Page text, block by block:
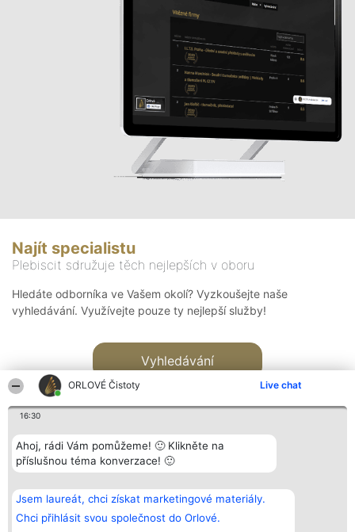
ORLOVÉ Čistoty Live chat
16:30
Ahoj, rádi Vám pomůžeme! 🙂 Klikněte na
příslušnou téma konverzace! 🙂
Jsem laureát, chci získat marketingové materiály.
Chci přihlásit svou společnost do Orlové.
Najít specialistu
Plebiscit sdružuje těch nejlepších v oboru
Hledáte odborníka ve Vašem okolí? Vyzkoušejte naše
vyhledávání. Využívejte pouze ty nejlepší služby!
Vyhledávání
Bright Side Solutions sp. z o.
o. sp. k.
ul. Ruska 22
Wrocław 50-079
Vítězové
Seznam všech
laureátů
Zásady
Kontakt